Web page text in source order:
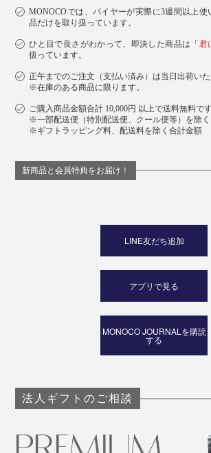
MONOCOでは、バイヤーが実際に3週間以上
品だけを取り扱っています。
ひと目で良さがわかって、即決した商品は「君
扱っています。
正午までのご注文（支払い済み）は当日出荷いた
※在庫のある商品に限ります。
ご購入商品金額合計 10,000円 以上で送料無料です
※一部配送便（特別配送便、クール便等）を除く
※ギフトラッピング料、配送料を除く合計金額
新商品と会員特典をお届け！
LINE友だち追加
アプリで見る
MONOCO JOURNALを購読
する
法人ギフトのご相談